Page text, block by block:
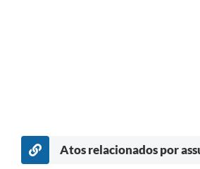
Atos relacionados por